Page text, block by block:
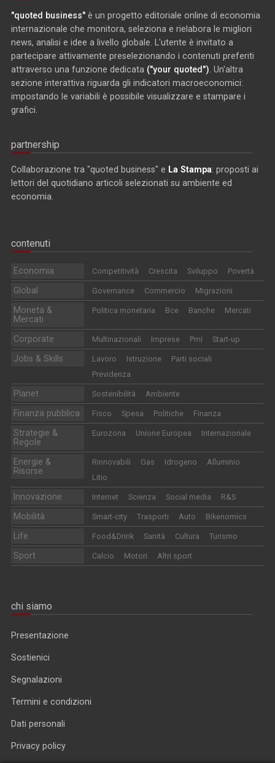
"quoted business" è un progetto editoriale online di economia
internazionale che monitora, seleziona e rielabora le migliori
news, analisi e idee a livello globale. L'utente è invitato a
partecipare attivamente preselezionando i contenuti preferiti
attraverso una funzione dedicata ("your quoted") . Un'altra
sezione interattiva riguarda gli indicatori macroeconomici:
impostando le variabili è possibile visualizzare e stampare i
grafici.
partnership
Collaborazione tra "quoted business" e La Stampa: proposti ai
lettori del quotidiano articoli selezionati su ambiente ed
economia.
contenuti
Economia Competitività Crescita Sviluppo Povertà
Global Governance Commercio Migrazioni
Moneta &
Mercati
Politica monetaria Bce Banche Mercati
Corporate Multinazionali Imprese Pmi Start-up
Jobs & Skills Lavoro Istruzione
Parti sociali
Previdenza
Planet Sostenibilità Ambiente
Finanza pubblica Fisco Spesa Politiche Finanza
Strategie &
Regole
Eurozona Unione Europea Internazionale
Energie &
Risorse
Rinnovabili Gas Idrogeno
Alluminio
Litio
Innovazione Internet Scienza Social media R&S
Mobilità Smart-city Trasporti Auto Bikenomics
Life Food&Drink Sanità Cultura Turismo
Sport Calcio Motori Altri sport
chi siamo
Presentazione
Sostienici
Segnalazioni
Termini e condizioni
Dati personali
Privacy policy